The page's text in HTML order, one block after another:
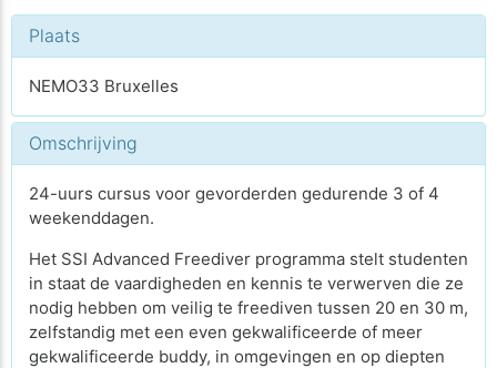
Plaats
NEMO33 Bruxelles
Omschrijving
24-uurs cursus voor gevorderden gedurende 3 of 4
weekenddagen.
Het SSI Advanced Freediver programma stelt studenten
in staat de vaardigheden en kennis te verwerven die ze
nodig hebben om veilig te freediven tussen 20 en 30 m,
zelfstandig met een even gekwalificeerde of meer
gekwalificeerde buddy, in omgevingen en op diepten